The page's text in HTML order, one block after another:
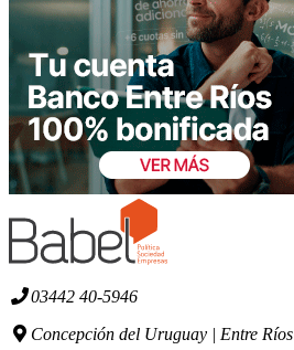
03442 40-5946
Concepción del Uruguay | Entre Ríos